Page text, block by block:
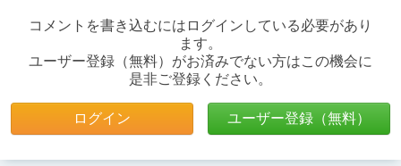
コメントを書き込むにはログインしている必要があり
ます。
ユーザー登録（無料）がお済みでない方はこの機会に
是非ご登録ください。
ログイン ユーザー登録（無料）